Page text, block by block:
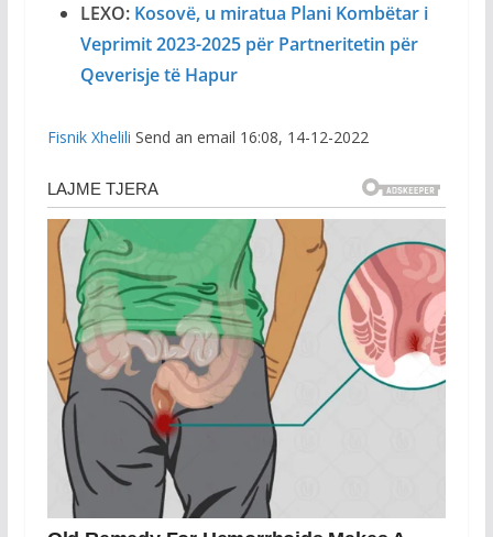
LEXO: Kosovë, u miratua Plani Kombëtar i
Veprimit 2023-2025 për Partneritetin për
Qeverisje të Hapur
Fisnik Xhelili Send an email 16:08, 14-12-2022